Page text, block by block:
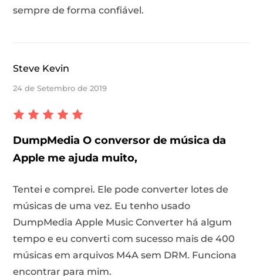
sempre de forma confiável.
Steve Kevin
24 de Setembro de 2019
DumpMedia O conversor de música da
Apple me ajuda muito,
Tentei e comprei. Ele pode converter lotes de
músicas de uma vez. Eu tenho usado
DumpMedia Apple Music Converter há algum
tempo e eu converti com sucesso mais de 400
músicas em arquivos M4A sem DRM. Funciona
encontrar para mim.